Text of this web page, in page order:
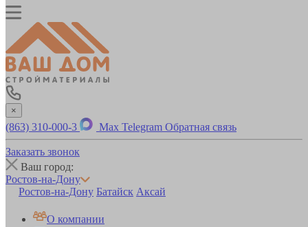
×
(863) 310-000-3 Max Telegram Обратная связь
Заказать звонок
Ваш город:
Ростов-на-Дону
Ростов-на-Дону Батайск Аксай
О компании